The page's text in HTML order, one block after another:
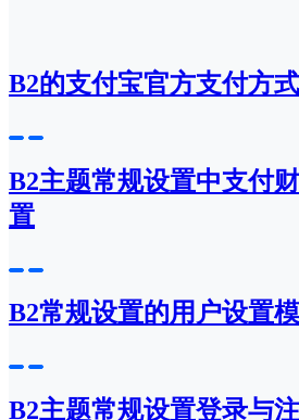
B2的支付宝官方支付方
B2主题常规设置中支付
置
B2常规设置的用户设置
B2主题常规设置登录与